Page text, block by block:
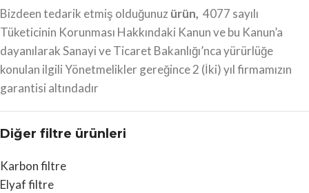
Bizdeen tedarik etmiş olduğunuz ürün, 4077 sayılı
Tüketicinin Korunması Hakkındaki Kanun ve bu Kanun’a
dayanılarak Sanayi ve Ticaret Bakanlığı’nca yürürlüğe
konulan ilgili Yönetmelikler gereğince 2 (İki) yıl firmamızın
garantisi altındadır
Diğer filtre ürünleri
Karbon filtre
Elyaf filtre